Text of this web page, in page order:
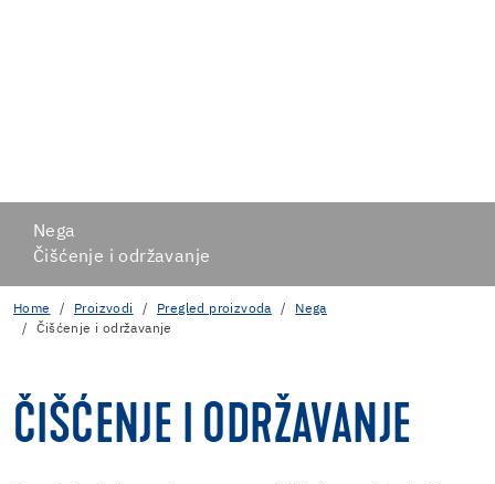
Nega
Čišćenje i održavanje
Home Proizvodi Pregled proizvoda
Nega
Čišćenje i održavanje
ČIŠĆENJE I ODRŽAVANJE